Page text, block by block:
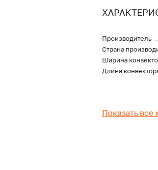
Производитель
Страна
Ширина
Длина
Показать все